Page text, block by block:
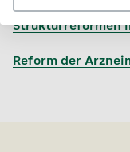
Strukturreformen
Reform der